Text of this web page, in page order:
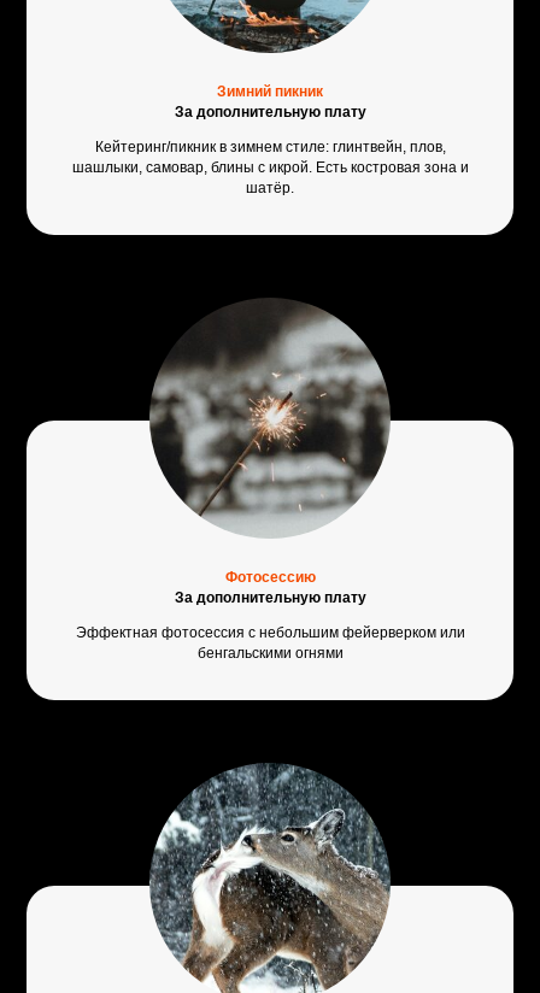
Зимний пикник
За дополнительную плату
Кейтеринг/пикник в зимнем стиле: глинтвейн, плов,
шашлыки, самовар, блины с икрой. Есть костровая зона и
шатёр.
Фотосессию
За дополнительную плату
Эффектная фотосессия с небольшим фейерверком или
бенгальскими огнями